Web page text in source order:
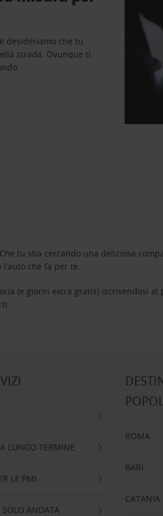
desideriamo che tu
strada. Ovunque ti
tu stia cercando una deliziosa
l'auto che fa per te.
(e giorni extra gratis) iscrivendosi
attenderti.
LUNGO TERMINE
LE PMI
ANDATA
ROMA
BARI
CATANIA